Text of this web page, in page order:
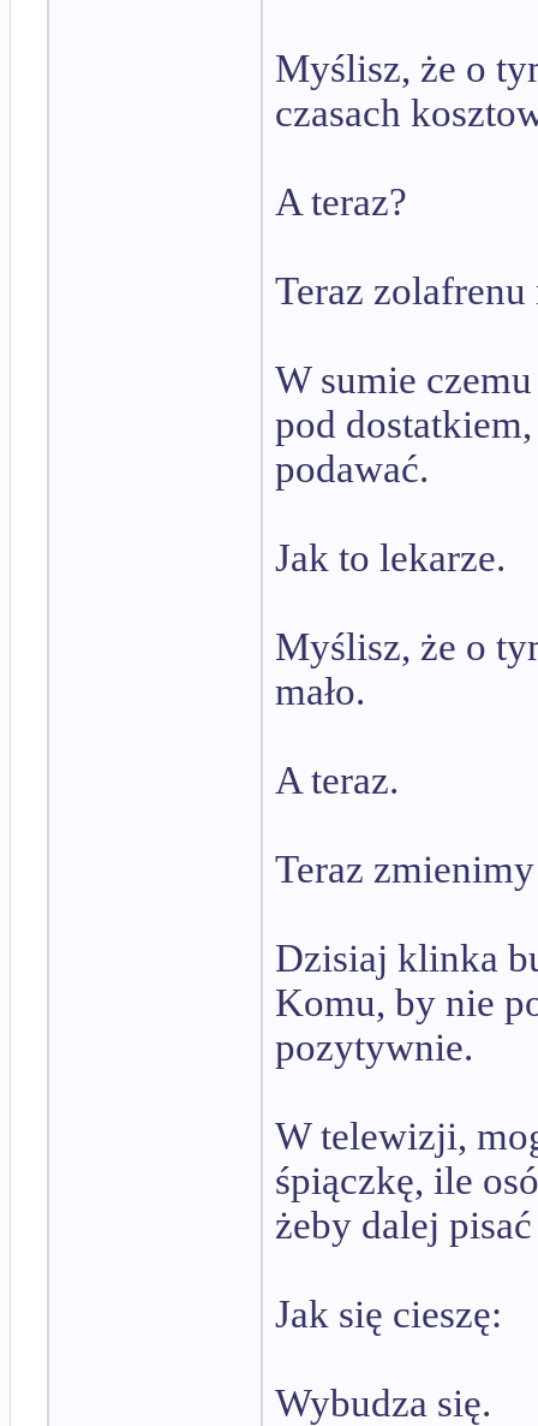
Myślisz, że o
czasach
A teraz?
Teraz
W sumie
pod
podawać.
Jak to lekarze.
Myślisz, że o
mało.
A teraz.
Teraz
Dzisiaj klinka
Komu, by nie
pozytywnie.
W telewizji,
śpiączkę, ile
żeby dalej
Jak się cieszę:
Wybudza się.